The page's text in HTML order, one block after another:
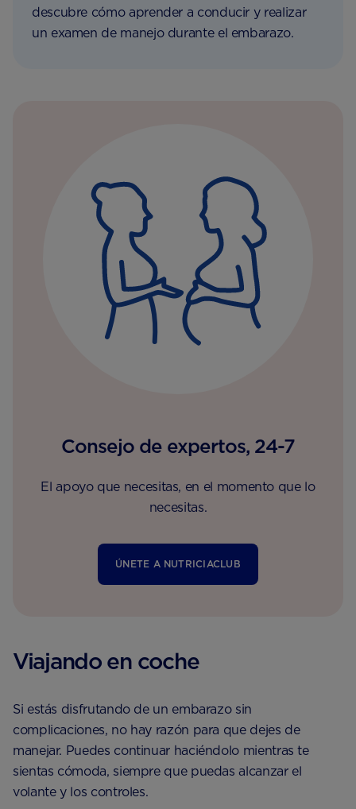
descubre cómo aprender a conducir y realizar
un examen de manejo durante el embarazo.
Consejo de expertos, 24-7
El apoyo que necesitas, en el momento que lo
necesitas.
ÚNETE A NUTRICIACLUB
Viajando en coche
Si estás disfrutando de un embarazo sin
complicaciones, no hay razón para que dejes de
manejar. Puedes continuar haciéndolo mientras te
sientas cómoda, siempre que puedas alcanzar el
volante y los controles.